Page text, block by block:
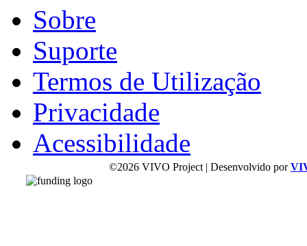
Sobre
Suporte
Termos de Utilização
Privacidade
Acessibilidade
©2026 VIVO Project | Desenvolvido por